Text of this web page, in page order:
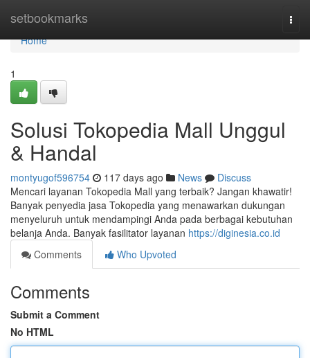
setbookmarks
Home
Home
1
Solusi Tokopedia Mall Unggul
& Handal
montyugof596754 117 days ago News
Discuss
Mencari layanan Tokopedia Mall yang terbaik? Jangan khawatir!
Banyak penyedia jasa Tokopedia yang menawarkan dukungan
menyeluruh untuk mendampingi Anda pada berbagai kebutuhan
belanja Anda. Banyak fasilitator layanan https://diginesia.co.id
Comments
Who Upvoted
Comments
Submit a Comment
No HTML